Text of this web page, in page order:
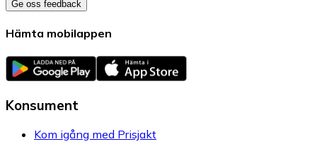
Ge oss feedback
Hämta mobilappen
Konsument
Kom igång med Prisjakt